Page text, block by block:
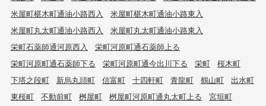
米屋町椹木町通油小路西入
米屋町椹木町通油小路東入
米屋町丸太町通油小路西入
米屋町丸太町通油小路東入
栄町石薬師通河原西入
栄町河原町通石薬師上る
栄町河原町通石薬師下る
栄町河原町通今出川下る 栄町
桜木町
下塔之段町
新烏丸頭町 信富町 十四軒町 青龍町 鶴山町
出水町
東桜町
不動前町 桝屋町 桝屋町河原町通丸太町上る
宮垣町